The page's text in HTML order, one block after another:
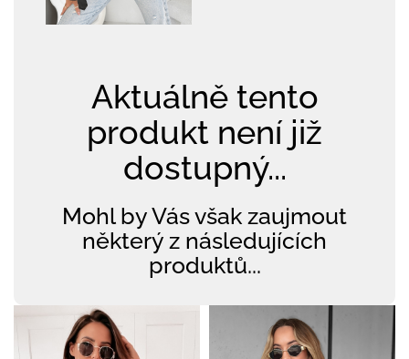
Aktuálně tento
produkt není již
dostupný...
Mohl by Vás však zaujmout
některý z následujících
produktů...